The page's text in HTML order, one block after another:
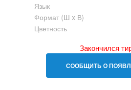
Язык
Формат (Ш x В)
Цветность
Закончился
СООБЩИТЬ О